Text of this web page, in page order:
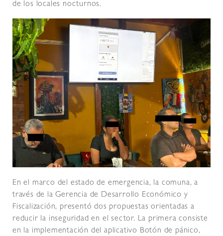
de los locales nocturnos.
En el marco del estado de emergencia, la comuna, a
través de la Gerencia de Desarrollo Económico y
Fiscalización, presentó dos propuestas orientadas a
reducir la inseguridad en el sector. La primera consiste
en la implementación del aplicativo Botón de pánico,